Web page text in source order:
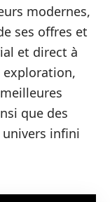
modernes,
ses offres et
et direct à
exploration,
que des
infini